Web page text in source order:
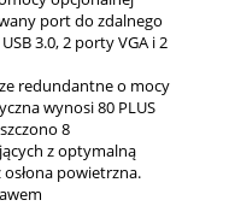
port do zdalnego
3.0, 2 porty VGA i 2
redundantne o mocy
wynosi 80 PLUS
8
z optymalną
powietrzna.